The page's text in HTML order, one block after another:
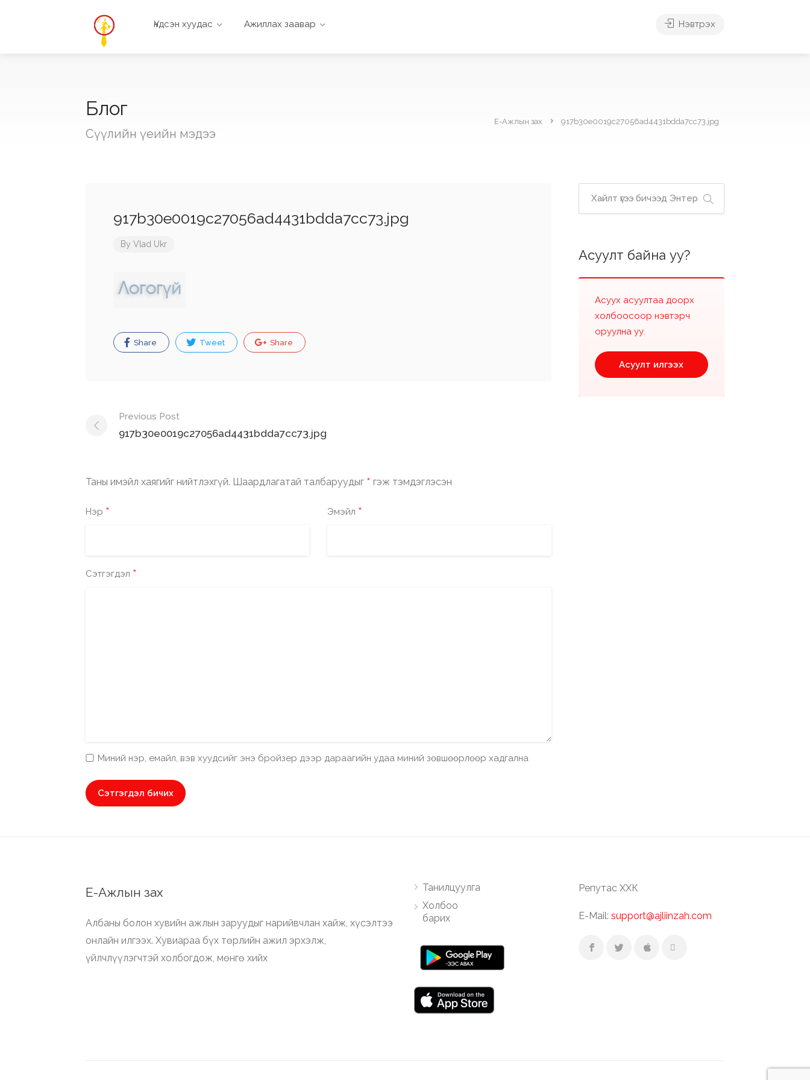
Үндсэн хуудас Ажиллах заавар Нэвтрэх
Блог
Сүүлийн үеийн мэдээ
Е-Ажлын зах 917b30e0019c27056ad4431bdda7cc73.jpg
917b30e0019c27056ad4431bdda7cc73.jpg
By Vlad Ukr
Share Tweet Share
Post
navigation
Previous Post
917b30e0019c27056ad4431bdda7cc73.jpg
Таны имэйл хаягийг нийтлэхгүй. Шаардлагатай талбаруудыг * гэж тэмдэглэсэн
Нэр * Эмэйл *
Сэтгэгдэл *
Миний нэр, емайл, вэв хуудсийг энэ бройзер дээр дараагийн удаа миний зөвшөөрлөөр хадгална
Асуулт байна уу?
Асуух асуултаа доорх
холбоосоор нэвтэрч
оруулна уу.
Асуулт илгээх
Е-Ажлын зах
Албаны болон хувийн ажлын заруудыг нарийвчлан хайж, хүсэлтээ
онлайн илгээх. Хувиараа бүх төрлийн ажил эрхэлж,
үйлчлүүлэгчтэй холбогдож, мөнгө хийх
Танилцуулга
Холбоо
барих
Репутас ХХК
E-Mail: support@ajliinzah.com